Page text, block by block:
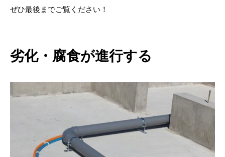
ぜひ最後までご覧ください！
劣化・腐食が進行する